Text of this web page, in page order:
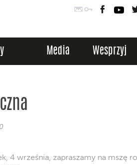
PocztaLogowanie
Media Wesprzyj
4 września, zapraszamy na mszę